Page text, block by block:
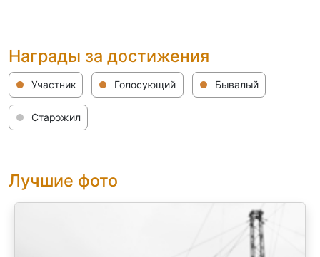
Награды за достижения
Участник Голосующий Бывалый
Старожил
Лучшие фото